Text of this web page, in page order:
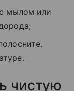
с мылом или
чистую